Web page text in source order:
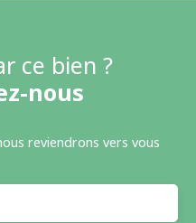
ce bien ?
nous
reviendrons vers vous